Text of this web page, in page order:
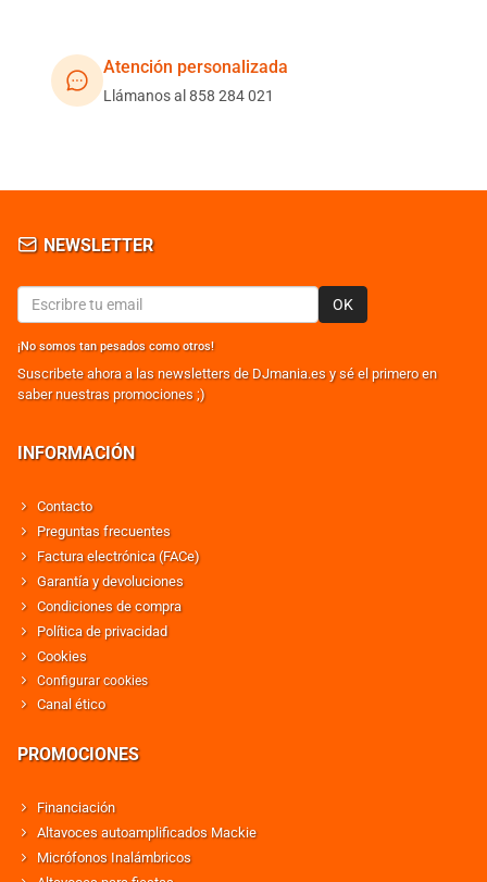
Atención personalizada
Llámanos al 858 284 021
NEWSLETTER
OK
¡No somos tan pesados como otros!
Suscribete ahora a las newsletters de DJmania.es y sé el primero en
saber nuestras promociones ;)
INFORMACIÓN
Contacto
Preguntas frecuentes
Factura electrónica (FACe)
Garantía y devoluciones
Condiciones de compra
Política de privacidad
Cookies
Configurar cookies
Canal ético
PROMOCIONES
Financiación
Altavoces autoamplificados Mackie
Micrófonos Inalámbricos